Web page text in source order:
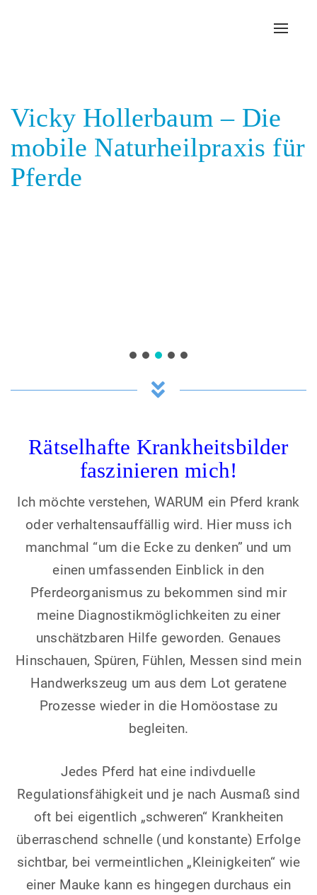
Vicky Hollerbaum – Die
mobile Naturheilpraxis für
Pferde
Rätselhafte Krankheitsbilder
faszinieren mich!
Ich möchte verstehen, WARUM ein Pferd krank
oder verhaltensauffällig wird. Hier muss ich
manchmal “um die Ecke zu denken” und um
einen umfassenden Einblick in den
Pferdeorganismus zu bekommen sind mir
meine Diagnostikmöglichkeiten zu einer
unschätzbaren Hilfe geworden. Genaues
Hinschauen, Spüren, Fühlen, Messen sind mein
Handwerkszeug um aus dem Lot geratene
Prozesse wieder in die Homöostase zu
begleiten.
Jedes Pferd hat eine indivduelle
Regulationsfähigkeit und je nach Ausmaß sind
oft bei eigentlich „schweren“ Krankheiten
überraschend schnelle (und konstante) Erfolge
sichtbar, bei vermeintlichen „Kleinigkeiten“ wie
einer Mauke kann es hingegen durchaus ein